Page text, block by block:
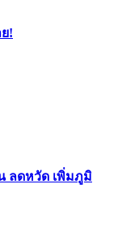
!
ลดหวัด เพิ่มภูมิ